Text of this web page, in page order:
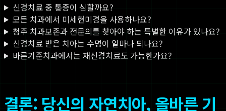
신경치료 중 통증이 심할까요?
모든 치과에서 미세현미경을 사용하나요?
청주 치과보존과 전문의를 찾아야 하는 특별한 이유가 있나요?
신경치료 받은 치아는 수명이 얼마나 되나요?
바른기준치과에서는 재신경치료도 가능한가요?
결론: 당신의 자연치아, 올바른 기